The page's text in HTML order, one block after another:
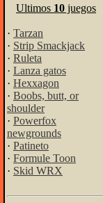
Ultimos 10 juegos
· Tarzan
· Strip Smackjack
· Ruleta
· Lanza gatos
· Hexxagon
· Boobs, butt, or
shoulder
· Powerfox
newgrounds
· Patineto
· Formule Toon
· Skid WRX